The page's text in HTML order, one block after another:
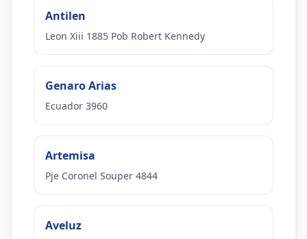
Antilen
Leon Xiii 1885 Pob Robert Kennedy
Genaro Arias
Ecuador 3960
Artemisa
Pje Coronel Souper 4844
Aveluz